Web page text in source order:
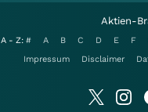
Aktien-
- Z: # A B C D E F
Impressum
Disclaimer